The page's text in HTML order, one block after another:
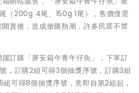
（200g 4尾、150g 1尾），售價僅需
賣後，造成搶購熱潮，許多民眾不禁
訂購「屏安箱午青午仔魚」，下單訂
，訂購2組可得3個抽獎序號，訂購3組
可得8個抽獎序號，意即自第2組起，